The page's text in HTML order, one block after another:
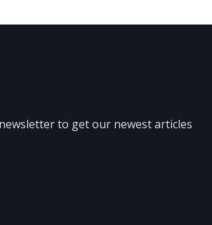
to get our newest articles